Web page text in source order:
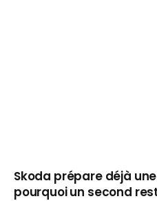
Skoda prépare déjà
pourquoi un second